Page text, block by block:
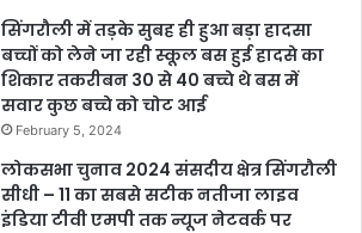
सिंगरौली में तड़के सुबह ही हुआ बड़ा हादसा
बच्चों को लेने जा रही स्कूल बस हुई हादसे का
शिकार तकरीबन 30 से 40 बच्चे थे बस में
सवार कुछ बच्चे को चोट आई
February 5, 2024
लोकसभा चुनाव 2024 संसदीय क्षेत्र सिंगरौली
सीधी – 11 का सबसे सटीक नतीजा लाइव
इंडिया टीवी एमपी तक न्यूज नेटवर्क पर